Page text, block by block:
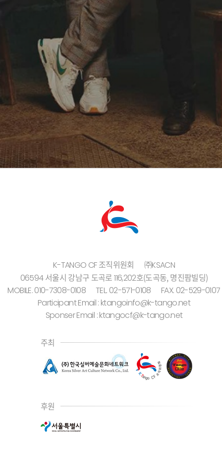
K-TANGO CF조직위원회
㈜KSACN
06594서울시 강남구 도곡로116,202호(도곡동, 명진팜빌딩)
MOBILE. 010-7308-0108 TEL. 02-571-0108
FAX. 02-529-0107
Participant Email : ktangoinfo@k-tango.net
Sponser Email : ktangocf@k-tango.net
주최
후원